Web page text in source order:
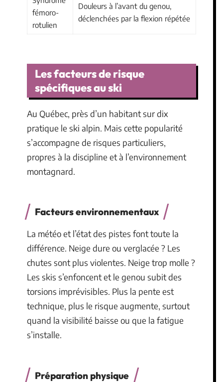
fémoro-
rotulien
Douleurs à l’avant du genou,
déclenchées par la flexion répétée
Les facteurs de risque
spécifiques au ski
Au Québec, près d’un habitant sur dix
pratique le ski alpin. Mais cette popularité
s’accompagne de risques particuliers,
propres à la discipline et à l’environnement
montagnard.
Facteurs environnementaux
La météo et l’état des pistes font toute la
différence. Neige dure ou verglacée ? Les
chutes sont plus violentes. Neige trop molle ?
Les skis s’enfoncent et le genou subit des
torsions imprévisibles. Plus la pente est
technique, plus le risque augmente, surtout
quand la visibilité baisse ou que la fatigue
s’installe.
Préparation physique